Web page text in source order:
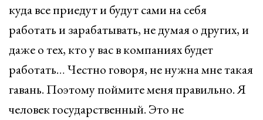
куда все приедут и будут сами на себя
работать и зарабатывать, не думая о других, и
даже о тех, кто у вас в компаниях будет
работать… Честно говоря, не нужна мне такая
гавань. Поэтому поймите меня правильно. Я
человек государственный. Это не